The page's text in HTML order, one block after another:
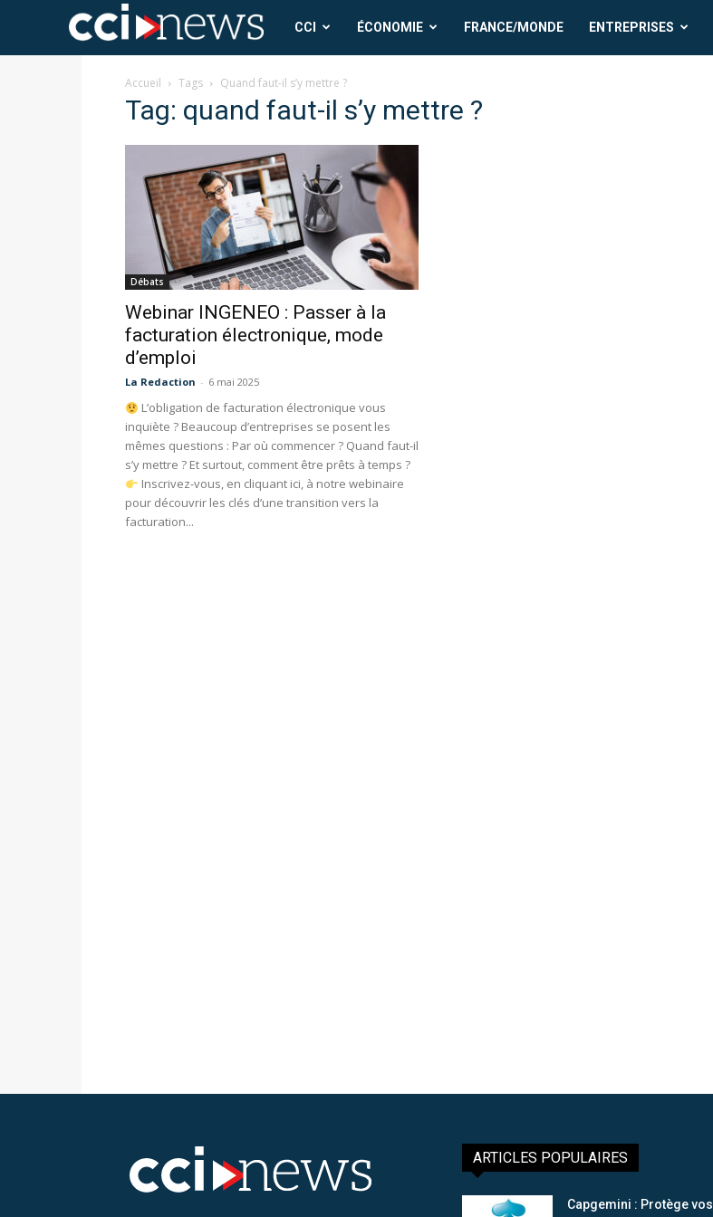
CCI
News
CCI ÉCONOMIE FRANCE/MONDE ENTREPRISES
Accueil Tags Quand faut-il s’y mettre ?
Tag: quand faut-il s’y mettre ?
Débats
Webinar INGENEO : Passer à la
facturation électronique, mode
d’emploi
La Redaction - 6 mai 2025
L’obligation de facturation électronique vous
inquiète ? Beaucoup d’entreprises se posent les
mêmes questions : Par où commencer ? Quand faut-il
s’y mettre ? Et surtout, comment être prêts à temps ?
Inscrivez-vous, en cliquant ici, à notre webinaire
pour découvrir les clés d’une transition vers la
facturation...
ARTICLES POPULAIRES
Capgemini : Protège vos